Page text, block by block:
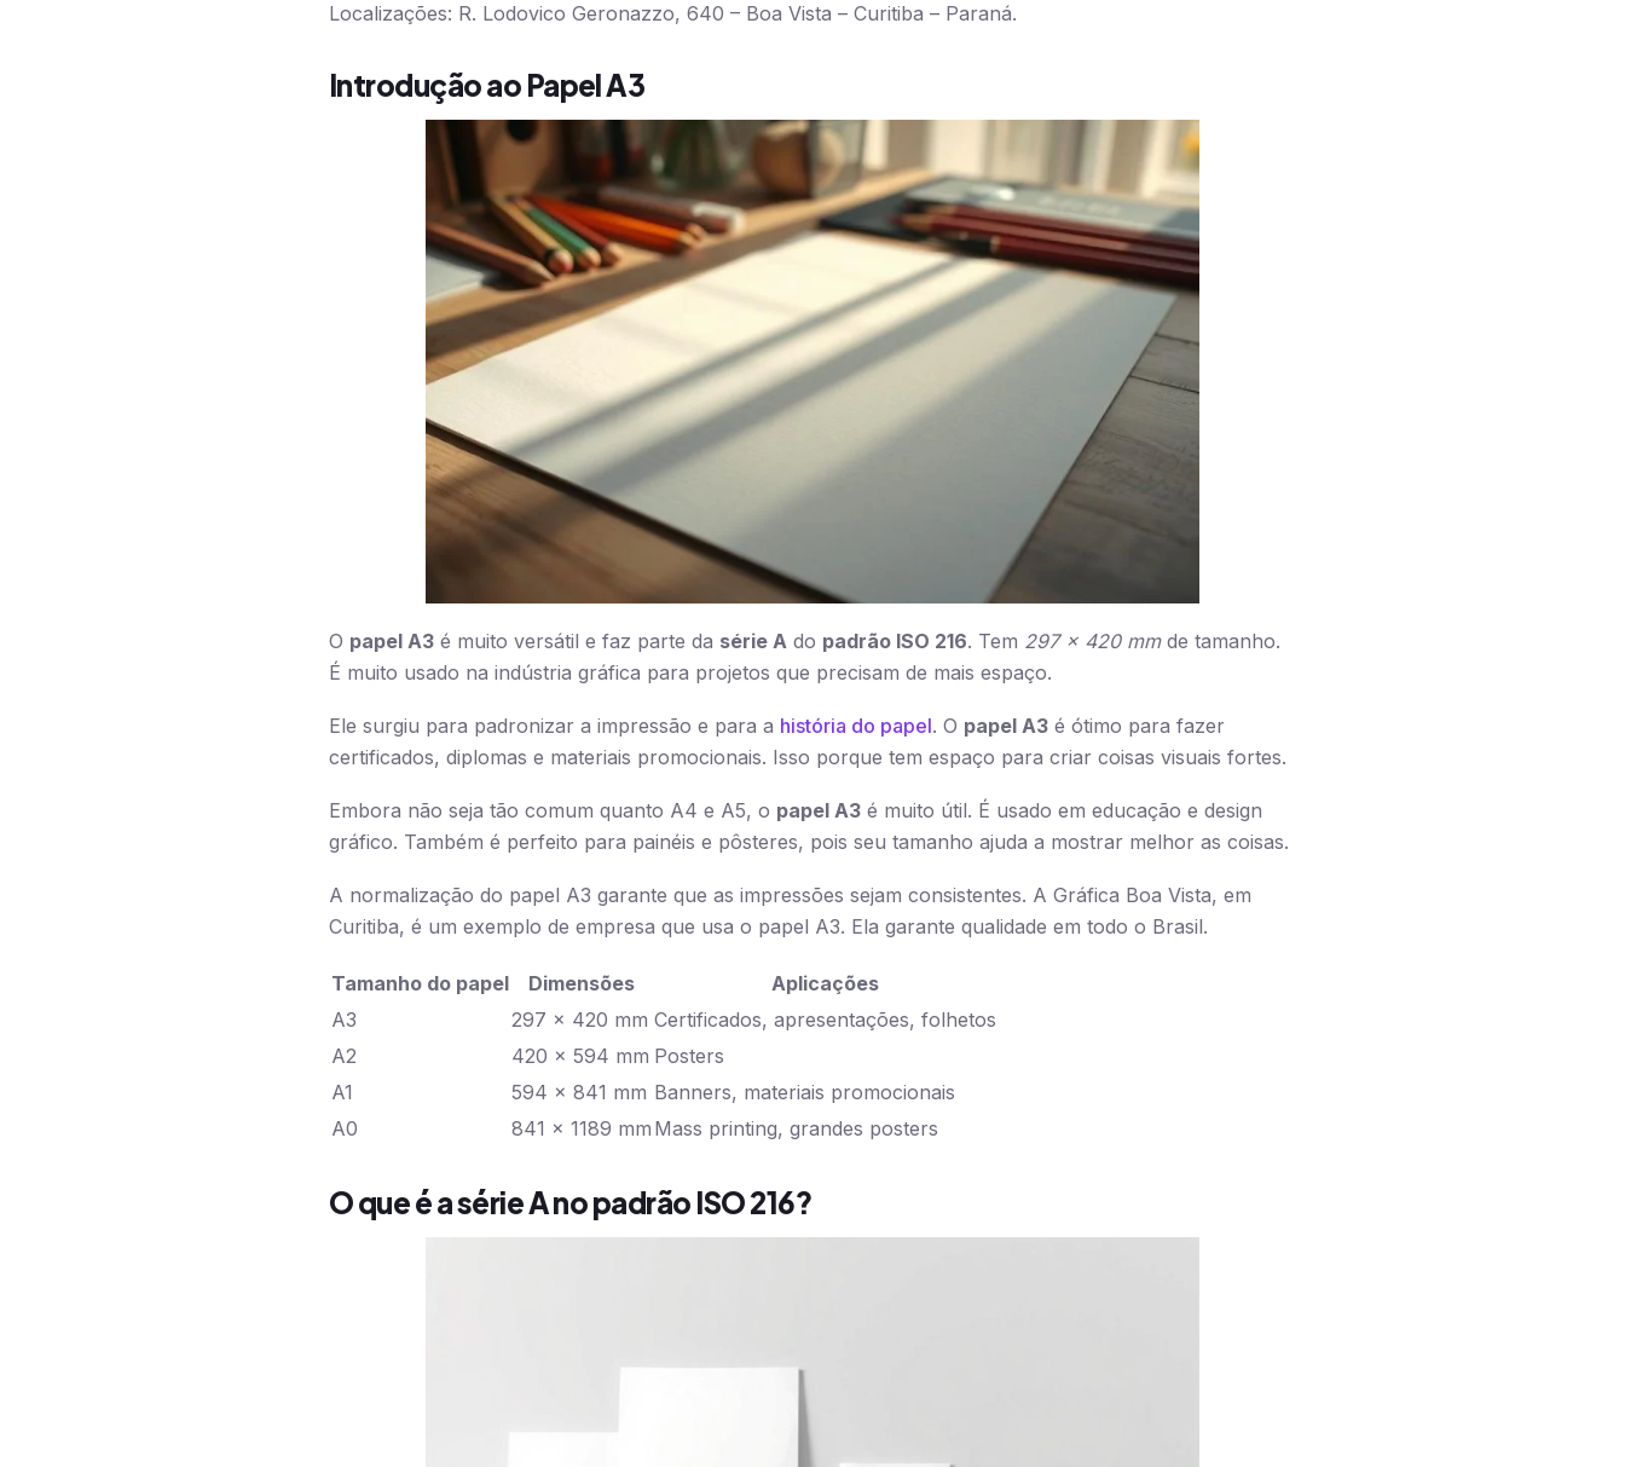
Localizações: R. Lodovico Geronazzo, 640 – Boa Vista – Curitiba – Paraná.
Introdução ao Papel A3
O papel A3 é muito versátil e faz parte da série A do padrão ISO 216. Tem 297 x 420 mmde tamanho.
É muito usado na indústria gráfica para projetos que precisam de mais espaço.
Ele surgiu para padronizar a impressão e para a história do papel. O papel A3 é ótimo para fazer
certificados, diplomas e materiais promocionais. Isso porque tem espaço para criar coisas visuais fortes.
Embora não seja tão comum quanto A4 e A5, o papel A3 é muito útil. É usado em educação e design
gráfico. Também é perfeito para painéis e pôsteres, pois seu tamanho ajuda a mostrar melhor as coisas.
A normalização do papel A3 garante que as impressões sejam consistentes. A Gráfica Boa Vista, em
Curitiba, é um exemplo de empresa que usa o papel A3. Ela garante qualidade em todo o Brasil.
Tamanho do papel Dimensões
Aplicações
A3
297 x 420 mm Certificados, apresentações, folhetos
A2
420 x 594 mm Posters
A1
594 x 841 mm Banners, materiais promocionais
A0
841 x 1189 mm Mass printing, grandes posters
O que é a série A no padrão ISO 216?